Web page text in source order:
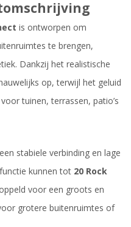
is ontworpen om
te brengen,
Dankzij het realistische
op, terwijl het geluid
tuinen, terrassen, patio’s
stabiele verbinding en lage
kunnen tot 20 Rock
voor een groots en
grotere buitenruimtes of